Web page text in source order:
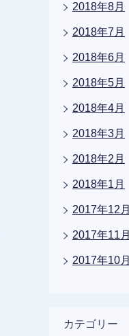
2018年8月
2018年7月
2018年6月
2018年5月
2018年4月
2018年3月
2018年2月
2018年1月
2017年12月
2017年11月
2017年10月
カテゴリー